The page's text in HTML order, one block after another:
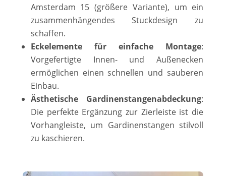
Amsterdam 15 (größere Variante), um ein
zusammenhängendes Stuckdesign zu
schaffen.
Eckelemente für einfache Montage:
Vorgefertigte Innen- und Außenecken
ermöglichen einen schnellen und sauberen
Einbau.
Ästhetische Gardinenstangenabdeckung:
Die perfekte Ergänzung zur Zierleiste ist die
Vorhangleiste, um Gardinenstangen stilvoll
zu kaschieren.